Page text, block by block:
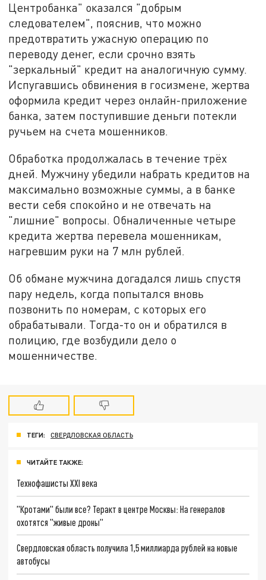
Центробанка" оказался "добрым
следователем", пояснив, что можно
предотвратить ужасную операцию по
переводу денег, если срочно взять
"зеркальный" кредит на аналогичную сумму.
Испугавшись обвинения в госизмене, жертва
оформила кредит через онлайн-приложение
банка, затем поступившие деньги потекли
ручьем на счета мошенников.
Обработка продолжалась в течение трёх
дней. Мужчину убедили набрать кредитов на
максимально возможные суммы, а в банке
вести себя спокойно и не отвечать на
"лишние" вопросы. Обналиченные четыре
кредита жертва перевела мошенникам,
нагревшим руки на 7 млн рублей.
Об обмане мужчина догадался лишь спустя
пару недель, когда попытался вновь
позвонить по номерам, с которых его
обрабатывали. Тогда-то он и обратился в
полицию, где возбудили дело о
мошенничестве.
ТЕГИ: СВЕРДЛОВСКАЯ ОБЛАСТЬ
ЧИТАЙТЕ ТАКЖЕ:
Технофашисты XXI века
"Кротами" были все? Теракт в центре Москвы: На генералов
охотятся "живые дроны"
Свердловская область получила 1,5 миллиарда рублей на новые
автобусы